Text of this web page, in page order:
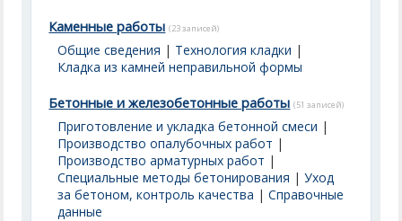
Каменные работы (23 записей)
Общие сведения | Технология кладки |
Кладка из камней неправильной формы
Бетонные и железобетонные работы (51 записей)
Приготовление и укладка бетонной смеси |
Производство опалубочных работ |
Производство арматурных работ |
Специальные методы бетонирования |Уход
за бетоном, контроль качества |Справочные
данные